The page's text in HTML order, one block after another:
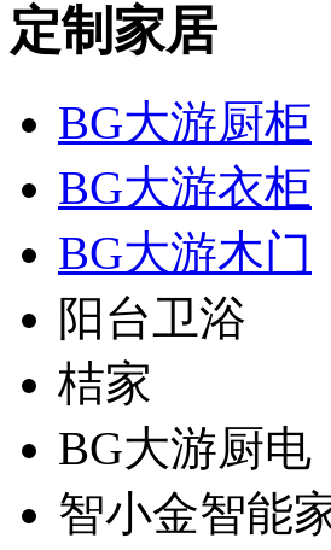
定制家居
BG大游厨柜
BG大游衣柜
BG大游木门
阳台卫浴
桔家
BG大游厨电
智小金智能